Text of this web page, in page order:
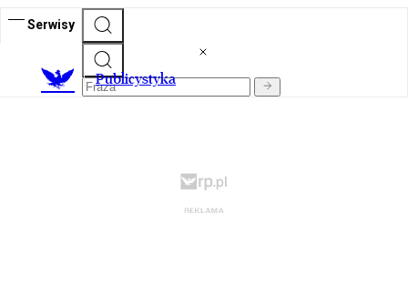
Serwisy
Publicystyka